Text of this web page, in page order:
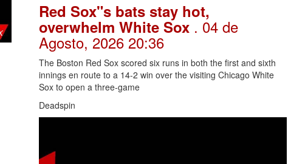
Red Sox"s bats stay hot,
overwhelm White Sox . 04 de
Agosto, 2026 20:36
The Boston Red Sox scored six runs in both the first and sixth
innings en route to a 14-2 win over the visiting Chicago White
Sox to open a three-game
Deadspin